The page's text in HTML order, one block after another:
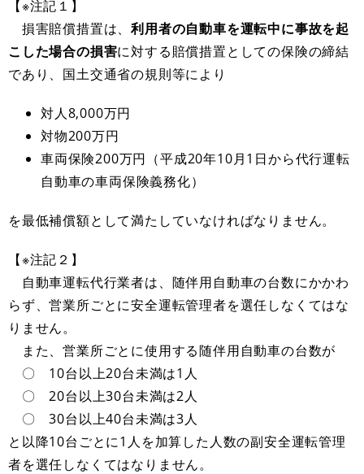
【※注記１】
損害賠償措置は、利用者の自動車を運転中に事故を起
こした場合の損害に対する賠償措置としての保険の締結
であり、国土交通省の規則等により
対人8,000万円
対物200万円
車両保険200万円（平成20年10月1日から代行運転
自動車の車両保険義務化）
を最低補償額として満たしていなければなりません。
【※注記２】
自動車運転代行業者は、随伴用自動車の台数にかかわ
らず、営業所ごとに安全運転管理者を選任しなくてはな
りません。
また、営業所ごとに使用する随伴用自動車の台数が
〇 10台以上20台未満は1人
〇 20台以上30台未満は2人
〇 30台以上40台未満は3人
と以降10台ごとに1人を加算した人数の副安全運転管理
者を選任しなくてはなりません。